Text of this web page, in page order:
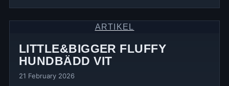
ARTIKEL
LITTLE&BIGGER FLUFFY
HUNDBÄDD VIT
21 February 2026